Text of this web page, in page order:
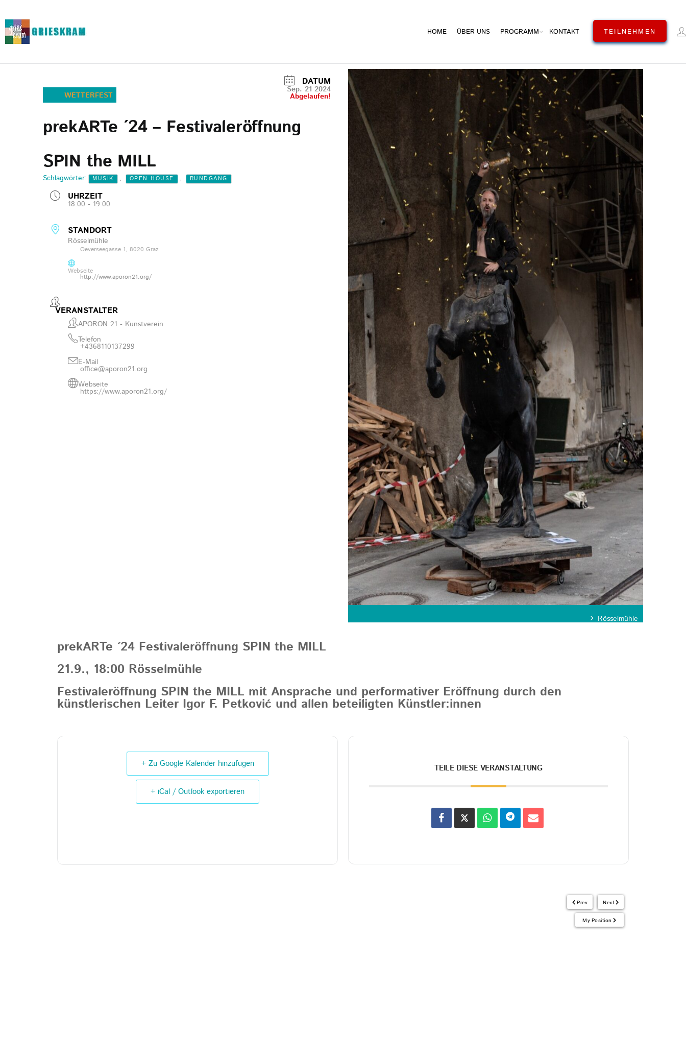
HOME ÜBER UNS PROGRAMM KONTAKT TEILNEHMEN
DATUM
Sep. 21 2024
Abgelaufen!
WETTERFEST
prekARTe ´24 – Festivaleröffnung
SPIN the MILL
Schlagwörter: MUSIK , OPEN HOUSE , RUNDGANG
UHRZEIT
18:00 - 19:00
STANDORT
Rösselmühle
Oeverseegasse 1, 8020 Graz
Webseite
http://www.aporon21.org/
VERANSTALTER
APORON 21 - Kunstverein
Telefon
+4368110137299
E-Mail
office@aporon21.org
Webseite
https://www.aporon21.org/
Rösselmühle
prekARTe ´24 Festivaleröffnung SPIN the MILL
21.9., 18:00 Rösselmühle
Festivaleröffnung SPIN the MILL mit Ansprache und performativer Eröffnung durch den
künstlerischen Leiter Igor F. Petković und allen beteiligten Künstler:innen
+ Zu Google Kalender hinzufügen
+ iCal / Outlook exportieren
TEILE DIESE VERANSTALTUNG
Next
Prev
My Position